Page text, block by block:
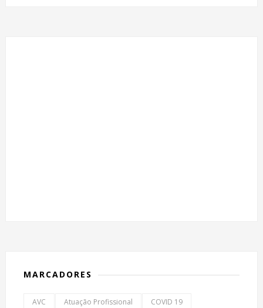
MARCADORES
AVC Atuação Profissional
COVID 19